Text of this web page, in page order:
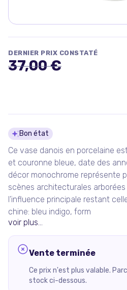
DERNIER PRIX CONSTATÉ
37,00 €
Détails du
Bon état
Ce vase danois en porcelaine
et couronne bleue, date des
décor monochrome représente
scènes architecturales arborées
l’influence principale restant
chine: bleu indigo, form
voir plus...
Vente terminée
Ce prix n'est plus valable.
stock ci-dessous.